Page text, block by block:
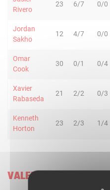
Rivero
23 6/7 0/0
Jordan
Sakho
12 4/7 0/0
Omar
Cook
30 0/1 0/4
Xavier
Rabaseda
21 2/2 0/3
Kenneth
Horton
23 2/3 1/4
VALENCIA BASKET